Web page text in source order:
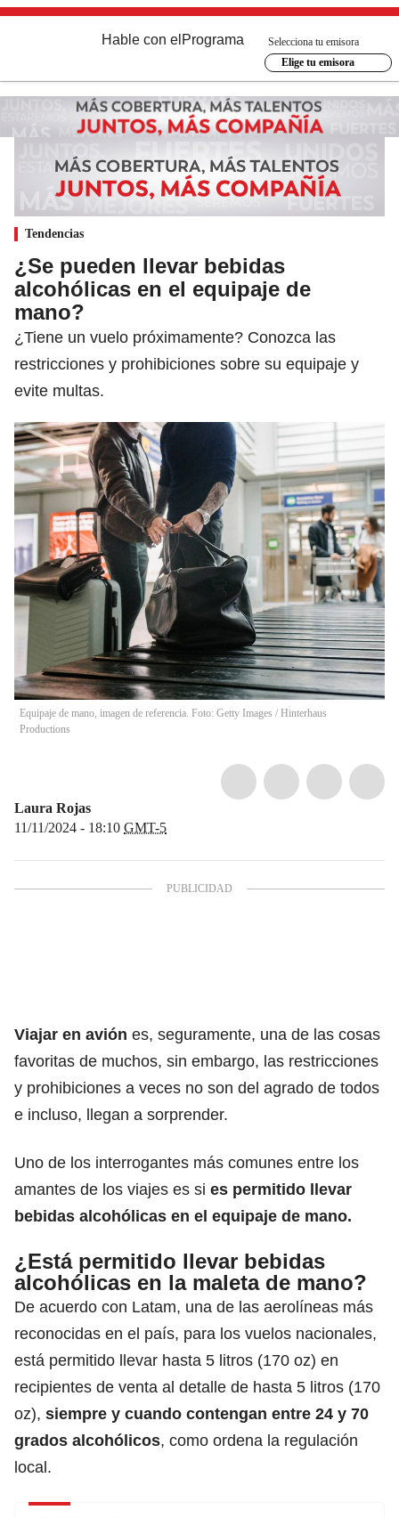
Hable con el Programa
Selecciona tu emisora
Elige tu emisora
Tendencias
¿Se pueden llevar bebidas
alcohólicas en el equipaje de
mano?
¿Tiene un vuelo próximamente? Conozca las
restricciones y prohibiciones sobre su equipaje y
evite multas.
Equipaje de mano, imagen de referencia. Foto: Getty Images / Hinterhaus
Productions
Laura Rojas
11/11/2024 - 18:10 GMT-5
Viajar en avión es, seguramente, una de las cosas
favoritas de muchos, sin embargo, las restricciones
y prohibiciones a veces no son del agrado de todos
e incluso, llegan a sorprender.
Uno de los interrogantes más comunes entre los
amantes de los viajes es si es permitido llevar
bebidas alcohólicas en el equipaje de mano.
¿Está permitido llevar bebidas
alcohólicas en la maleta de mano?
De acuerdo con Latam, una de las aerolíneas más
reconocidas en el país, para los vuelos nacionales,
está permitido llevar hasta 5 litros (170 oz) en
recipientes de venta al detalle de hasta 5 litros (170
oz), siempre y cuando contengan entre 24 y 70
grados alcohólicos, como ordena la regulación
local.